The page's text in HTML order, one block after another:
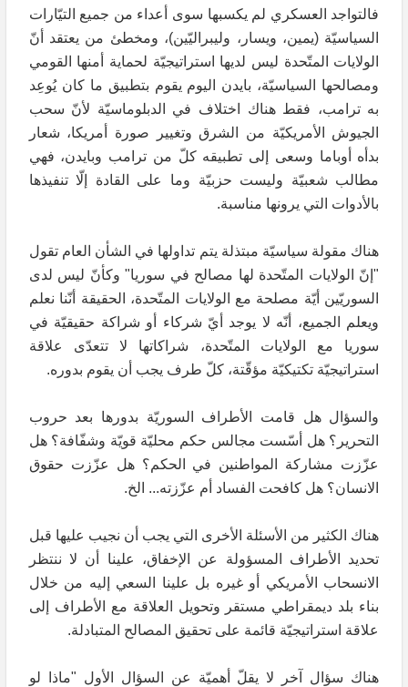
فالتواجد العسكري لم يكسبها سوى أعداء من جميع التيّارات
السياسيّة (يمين، ويسار، وليبراليّين)، ومخطئ من يعتقد أنّ
الولايات المتّحدة ليس لديها استراتيجيّة لحماية أمنها القومي
ومصالحها السياسيّة، بايدن اليوم يقوم بتطبيق ما كان يُوعِد
به ترامب، فقط هناك اختلاف في الدبلوماسيّة لأنّ سحب
الجيوش الأمريكيّة من الشرق وتغيير صورة أمريكا، شعار
بدأه أوباما وسعى إلى تطبيقه كلّ من ترامب وبايدن، فهي
مطالب شعبيّة وليست حزبيّة وما على القادة إلّا تنفيذها
بالأدوات التي يرونها مناسبة.
هناك مقولة سياسيّة مبتذلة يتم تداولها في الشأن العام تقول
"إنّ الولايات المتّحدة لها مصالح في سوريا" وكأنّ ليس لدى
السوريّين أيّة مصلحة مع الولايات المتّحدة، الحقيقة أنّنا نعلم
ويعلم الجميع، أنّه لا يوجد أيّ شركاء أو شراكة حقيقيّة في
سوريا مع الولايات المتّحدة، شراكاتها لا تتعدّى علاقة
استراتيجيّة تكتيكيّة مؤقّتة، كلّ طرف يجب أن يقوم بدوره.
والسؤال هل قامت الأطراف السوريّة بدورها بعد حروب
التحرير؟ هل أسّست مجالس حكم محليّة قويّة وشفّافة؟ هل
عزّزت مشاركة المواطنين في الحكم؟ هل عزّزت حقوق
الانسان؟ هل كافحت الفساد أم عزّزته... الخ.
هناك الكثير من الأسئلة الأخرى التي يجب أن نجيب عليها قبل
تحديد الأطراف المسؤولة عن الإخفاق، علينا أن لا ننتظر
الانسحاب الأمريكي أو غيره بل علينا السعي إليه من خلال
بناء بلد ديمقراطي مستقر وتحويل العلاقة مع الأطراف إلى
علاقة استراتيجيّة قائمة على تحقيق المصالح المتبادلة.
هناك سؤال آخر لا يقلّ أهميّة عن السؤال الأول "ماذا لو